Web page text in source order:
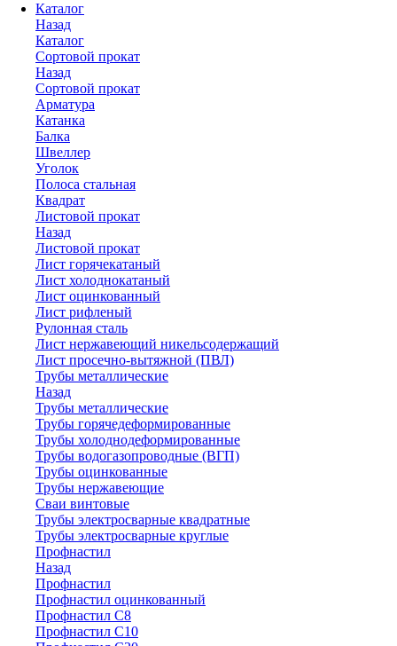
Каталог
Назад
Каталог
Сортовой прокат
Назад
Сортовой прокат
Арматура
Катанка
Балка
Швеллер
Уголок
Полоса стальная
Квадрат
Листовой прокат
Назад
Листовой прокат
Лист горячекатаный
Лист холоднокатаный
Лист оцинкованный
Лист рифленый
Рулонная сталь
Лист нержавеющий никельсодержащий
Лист просечно-вытяжной (ПВЛ)
Трубы металлические
Назад
Трубы металлические
Трубы горячедеформированные
Трубы холоднодеформированные
Трубы водогазопроводные (ВГП)
Трубы оцинкованные
Трубы нержавеющие
Сваи винтовые
Трубы электросварные квадратные
Трубы электросварные круглые
Профнастил
Назад
Профнастил
Профнастил оцинкованный
Профнастил С8
Профнастил С10